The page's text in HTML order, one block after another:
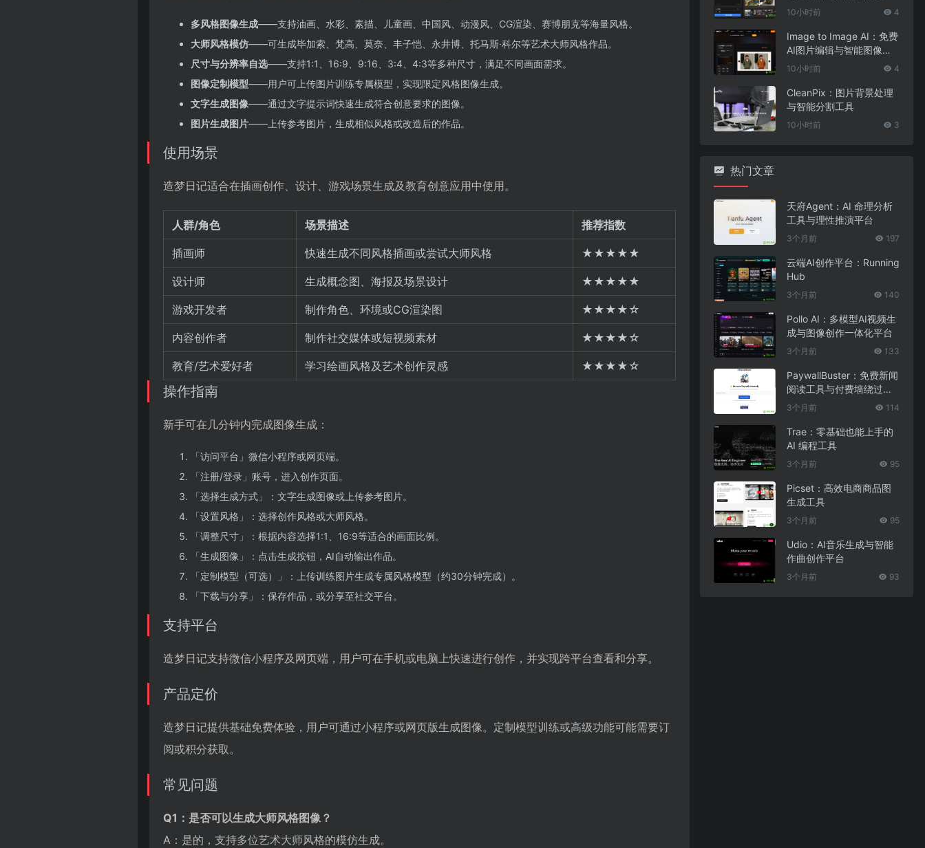
多风格图像生成——支持油画、水彩、素描、儿童画、中国风、动漫风、CG渲染、赛博朋克等海量风格。
大师风格模仿——可生成毕加索、梵高、莫奈、丰子恺、永井博、托马斯·科尔等艺术大师风格作品。
尺寸与分辨率自选——支持1:1、16:9、9:16、3:4、4:3等多种尺寸，满足不同画面需求。
图像定制模型——用户可上传图片训练专属模型，实现限定风格图像生成。
文字生成图像——通过文字提示词快速生成符合创意要求的图像。
图片生成图片——上传参考图片，生成相似风格或改造后的作品。
使用场景
造梦日记适合在插画创作、设计、游戏场景生成及教育创意应用中使用。
人群/角色 场景描述 推荐指数
插画师 快速生成不同风格插画或尝试大师风格 ★★★★★
设计师 生成概念图、海报及场景设计 ★★★★★
游戏开发者 制作角色、环境或CG渲染图 ★★★★☆
内容创作者 制作社交媒体或短视频素材 ★★★★☆
教育/艺术爱好者 学习绘画风格及艺术创作灵感 ★★★★☆
操作指南
新手可在几分钟内完成图像生成：
「访问平台」微信小程序或网页端。
「注册/登录」账号，进入创作页面。
「选择生成方式」：文字生成图像或上传参考图片。
「设置风格」：选择创作风格或大师风格。
「调整尺寸」：根据内容选择1:1、16:9等适合的画面比例。
「生成图像」：点击生成按钮，AI自动输出作品。
「定制模型（可选）」：上传训练图片生成专属风格模型（约30分钟完成）。
「下载与分享」：保存作品，或分享至社交平台。
支持平台
造梦日记支持微信小程序及网页端，用户可在手机或电脑上快速进行创作，并实现跨平台查看和分享。
产品定价
造梦日记提供基础免费体验，用户可通过小程序或网页版生成图像。定制模型训练或高级功能可能需要订
阅或积分获取。
常见问题
Q1：是否可以生成大师风格图像？
A：是的，支持多位艺术大师风格的模仿生成。
工具
10小时前 4
Image to Image AI：免费
AI图片编辑与智能图像处
理工具
10小时前 4
CleanPix：图片背景处理
与智能分割工具
10小时前 3
热门文章
天府Agent：AI 命理分析
工具与理性推演平台
3个月前 197
云端AI创作平台：Running
Hub
3个月前 140
Pollo AI：多模型AI视频生
成与图像创作一体化平台
3个月前 133
PaywallBuster：免费新闻
阅读工具与付费墙绕过助
手
3个月前 114
Trae：零基础也能上手的
AI 编程工具
3个月前 95
Picset：高效电商商品图
生成工具
3个月前 95
Udio：AI音乐生成与智能
作曲创作平台
3个月前 93